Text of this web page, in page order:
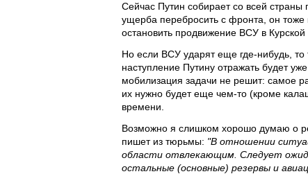
Сейчас Путин собирает со всей
ущерба перебросить с фронта, он тоже
остановить продвижение ВСУ в Курской
Но если ВСУ ударят еще где-нибудь, то
наступление Путину отражать будет
мобилизация задачи не решит: самое
их нужно будет еще чем-то (кроме
времени.
Возможно я слишком хорошо думаю о
пишет из тюрьмы: "В отношении
области отвлекающим. Следует
остальные (основные) резервы и